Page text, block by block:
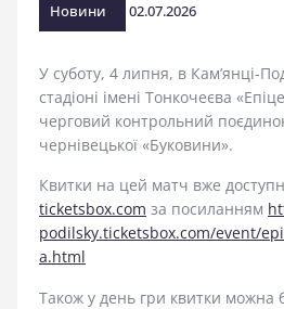
Новини 02.07.2026
У суботу, 4 липня, в Кам’янці-
стадіоні імені Тонкочеєва
черговий контрольний
чернівецької «Буковини».
Квитки на цей матч вже
ticketsbox.com за посиланням
podilsky.ticketsbox.com/event/
a.html
Також у день гри квитки можна